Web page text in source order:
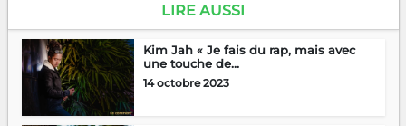
LIRE AUSSI
Kim Jah « Je fais du rap, mais avec
une touche de...
14 octobre 2023